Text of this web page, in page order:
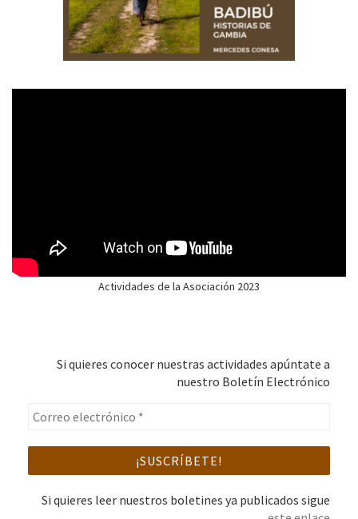
Actividades de la Asociación 2023
Si quieres conocer nuestras actividades apúntate a
nuestro Boletín Electrónico
Si quieres leer nuestros boletines ya publicados sigue